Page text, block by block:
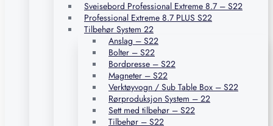
Sveisebord Professional Extreme 8.7 – S22
Professional Extreme 8.7 PLUS S22
Tilbehør System 22
Anslag – S22
Bolter – S22
Bordpresse – S22
Magneter – S22
Verktøyvogn / Sub Table Box – S22
Rørproduksjon System – 22
Sett med tilbehør – S22
Tilbehør – S22